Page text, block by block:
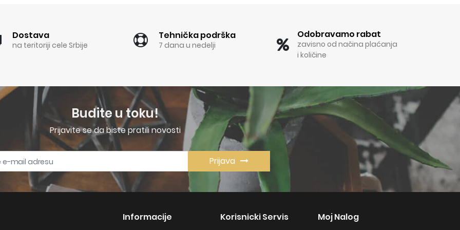
Dostava
na teritoriji cele Srbije
Tehnička podrška
7 dana u nedelji
Odobravamo rabat
zavisno od načina plaćanja
i količine
Budite u toku!
Prijavite se da biste pratili novosti
Prijava
Informacije Korisnicki Servis Moj Nalog